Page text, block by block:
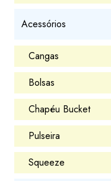
Acessórios
Cangas
Bolsas
Chapéu Bucket
Pulseira
Squeeze